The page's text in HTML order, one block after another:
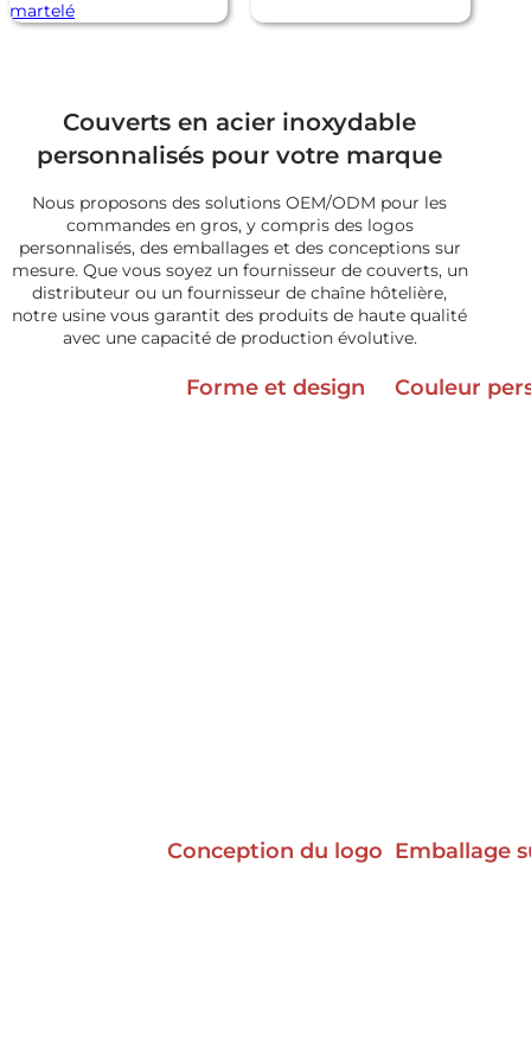
martelé
Couverts en acier inoxydable
personnalisés pour votre marque
Nous proposons des solutions OEM/ODM pour les
commandes en gros, y compris des logos
personnalisés, des emballages et des conceptions sur
mesure. Que vous soyez un fournisseur de couverts, un
distributeur ou un fournisseur de chaîne hôtelière,
notre usine vous garantit des produits de haute qualité
avec une capacité de production évolutive.
Forme et design Couleur
Conception du logo Emballage